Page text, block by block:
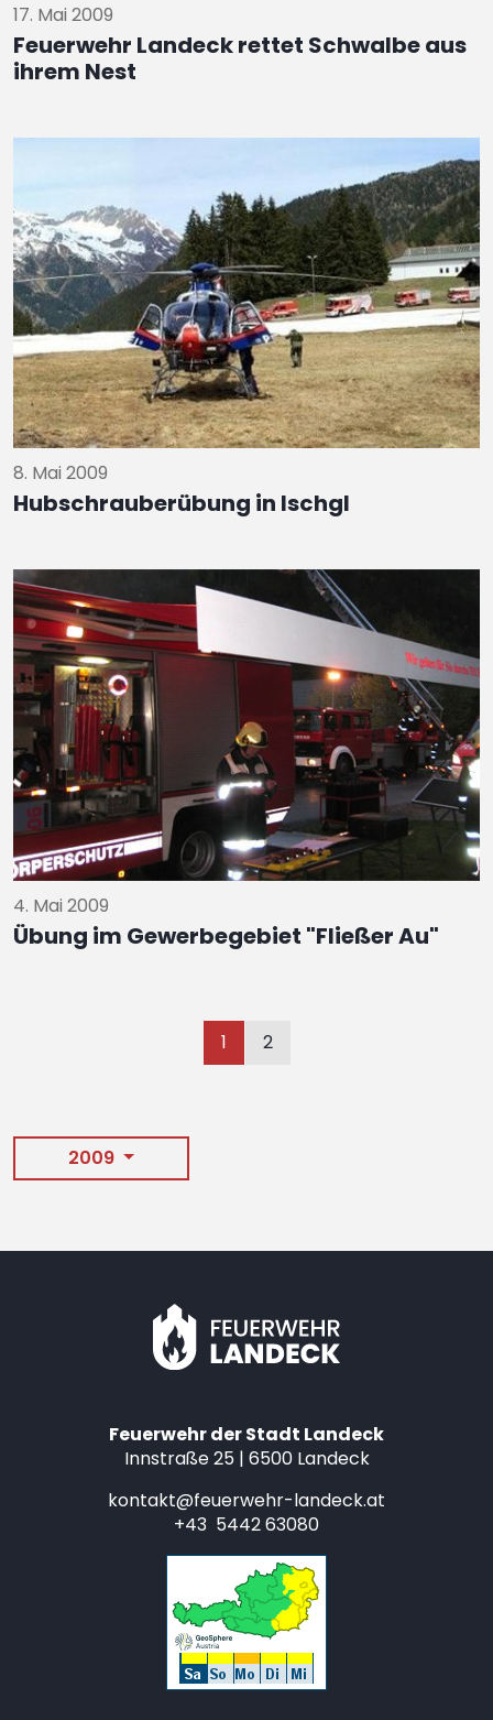
17. Mai 2009
Feuerwehr Landeck rettet Schwalbe aus
ihrem Nest
8. Mai 2009
Hubschrauberübung in Ischgl
4. Mai 2009
Übung im Gewerbegebiet "Fließer Au"
1 2
2009
Feuerwehr der Stadt Landeck
Innstraße 25 | 6500 Landeck
kontakt@feuerwehr-landeck.at
+43 5442 63080